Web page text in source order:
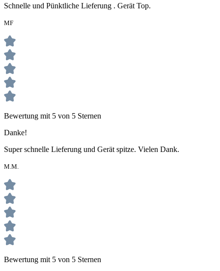
Schnelle und Pünktliche Lieferung . Gerät Top.
MF
Bewertung mit 5 von 5 Sternen
Danke!
Super schnelle Lieferung und Gerät spitze. Vielen Dank.
M.M.
Bewertung mit 5 von 5 Sternen